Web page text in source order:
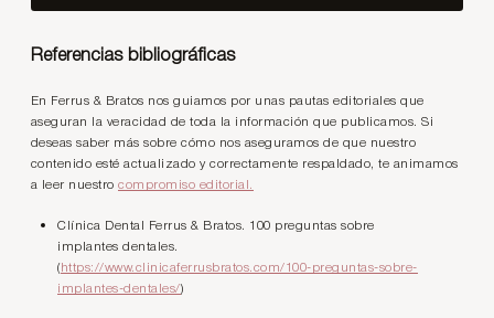
Referencias bibliográficas
En Ferrus & Bratos nos guiamos por unas pautas editoriales que
aseguran la veracidad de toda la información que publicamos. Si
deseas saber más sobre cómo nos aseguramos de que nuestro
contenido esté actualizado y correctamente respaldado, te animamos
a leer nuestrocompromiso editorial.
Clínica Dental Ferrus & Bratos. 100 preguntas sobre
implantes dentales.
( https://www.clinicaferrusbratos.com/100-preguntas-sobre-
implantes-dentales/)